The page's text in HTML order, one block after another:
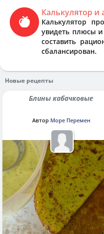
Калькулятор и
Калькулятор
увидеть плюсы
составить
сбалансирован.
Новые рецепты
Блины кабачковые
Автор Море Перемен